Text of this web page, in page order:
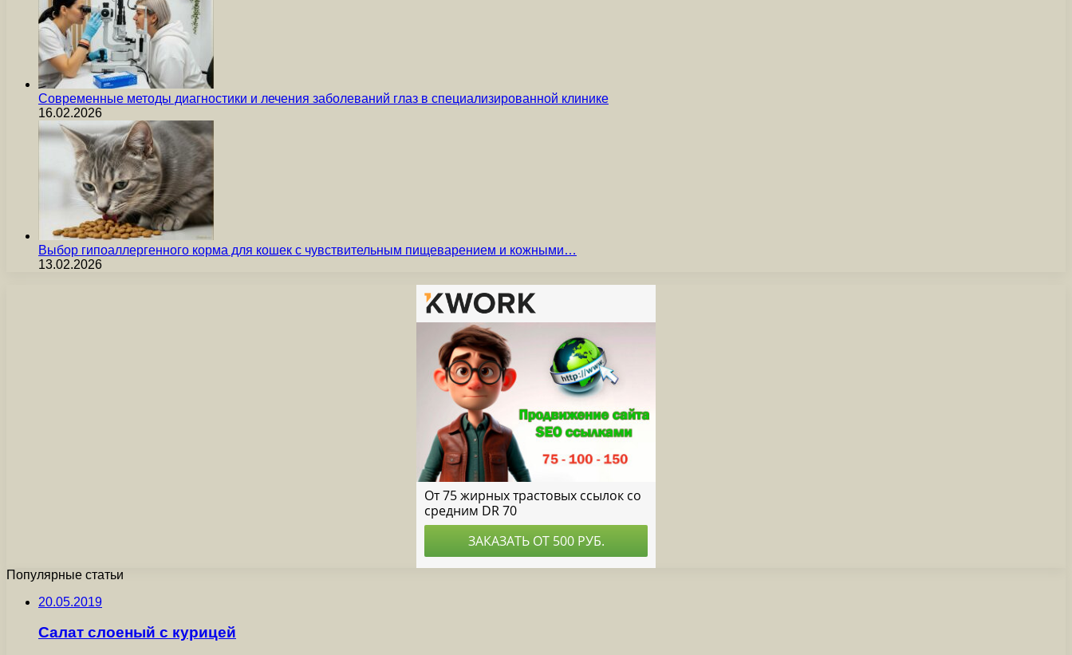
Современные методы диагностики и лечения заболеваний глаз в специализированной клинике
16.02.2026
Выбор гипоаллергенного корма для кошек с чувствительным пищеварением и кожными…
13.02.2026
Популярные статьи
20.05.2019
Салат слоеный с курицей